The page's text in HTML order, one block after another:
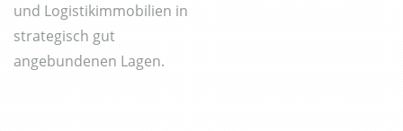
und Logistikimmobilien in
strategisch gut
angebundenen Lagen.